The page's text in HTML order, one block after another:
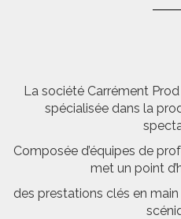
La société Carrément
spécialisée dans la
Composée d’équipes de
met un point
des prestations clés en